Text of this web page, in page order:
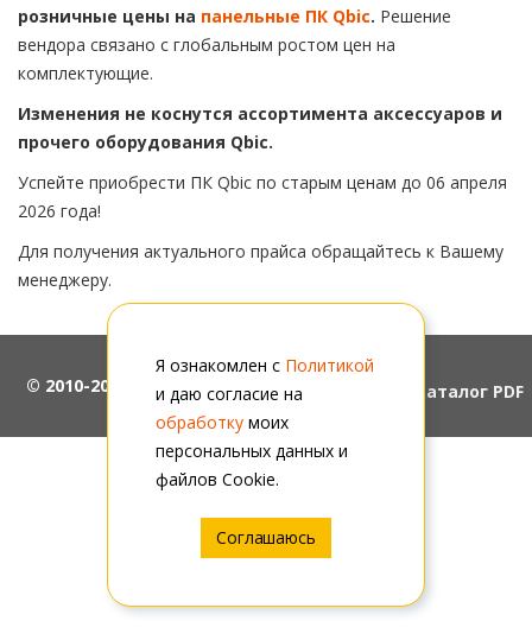
розничные цены на панельные ПК Qbic. Решение
вендора связано с глобальным ростом цен на
комплектующие.
Изменения не коснутся ассортимента аксессуаров и
прочего оборудования Qbic.
Успейте приобрести ПК Qbic по старым ценам до 06 апреля
2026 года!
Для получения актуального прайса обращайтесь к Вашему
менеджеру.
© 2010-2026, ООО "АйПиМатика" Скачать каталог PDF
Я ознакомлен с Политикой
и даю согласие на
обработкумоих
персональных данных и
файлов Cookie.
Соглашаюсь